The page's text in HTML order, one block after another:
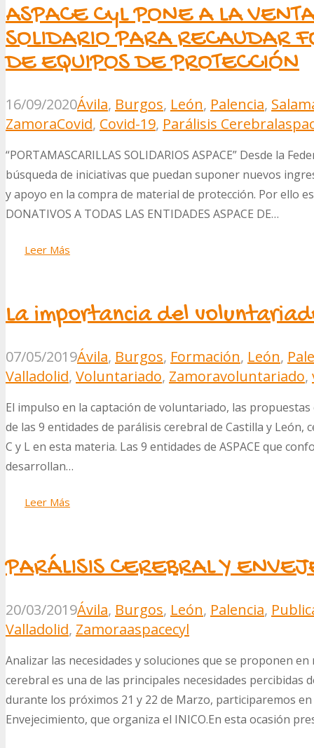
ASPACE CyL PONE A LA
SOLIDARIO PARA RECAUDAR
DE EQUIPOS DE PROTECCIÓN
16/09/2020Ávila, Burgos, León, Palencia,
ZamoraCovid, Covid-19, Parálisis Cerebral
“PORTAMASCARILLAS SOLIDARIOS ASPACE” Desde la
búsqueda de iniciativas que puedan suponer nuevos
y apoyo en la compra de material de protección. Por ello
DONATIVOS A TODAS LAS ENTIDADES ASPACE DE…
Leer Más
La importancia del
07/05/2019Ávila, Burgos, Formación, León,
Valladolid, Voluntariado, Zamoravoluntariado,
El impulso en la captación de voluntariado, las
de las 9 entidades de parálisis cerebral de Castilla y León,
C y L en esta materia. Las 9 entidades de ASPACE que
desarrollan…
Leer Más
PARÁLISIS CEREBRAL Y
20/03/2019Ávila, Burgos, León, Palencia,
Valladolid, Zamoraaspacecyl
Analizar las necesidades y soluciones que se proponen
cerebral es una de las principales necesidades percibidas
durante los próximos 21 y 22 de Marzo, participaremos
Envejecimiento, que organiza el INICO.En esta ocasión